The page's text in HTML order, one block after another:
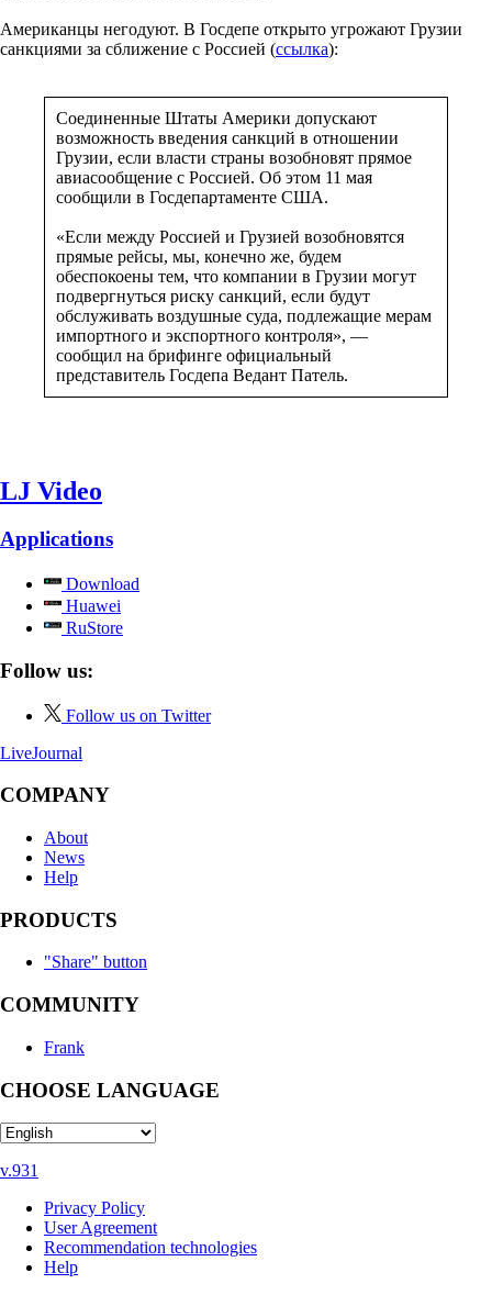
Американцы негодуют. В Госдепе открыто угрожают Грузии
санкциями за сближение с Россией (ссылка):
Соединенные Штаты Америки допускают
возможность введения санкций в отношении
Грузии, если власти страны возобновят прямое
авиасообщение с Россией. Об этом 11 мая
сообщили в Госдепартаменте США.
«Если между Россией и Грузией возобновятся
прямые рейсы, мы, конечно же, будем
обеспокоены тем, что компании в Грузии могут
подвергнуться риску санкций, если будут
обслуживать воздушные суда, подлежащие мерам
импортного и экспортного контроля», —
сообщил на брифинге официальный
представитель Госдепа Ведант Патель.
LJ Video
Applications
Download
Huawei
RuStore
Follow us:
Follow us on Twitter
LiveJournal
COMPANY
About
News
Help
PRODUCTS
"Share" button
COMMUNITY
Frank
CHOOSE LANGUAGE
v.931
Privacy Policy
User Agreement
Recommendation technologies
Help